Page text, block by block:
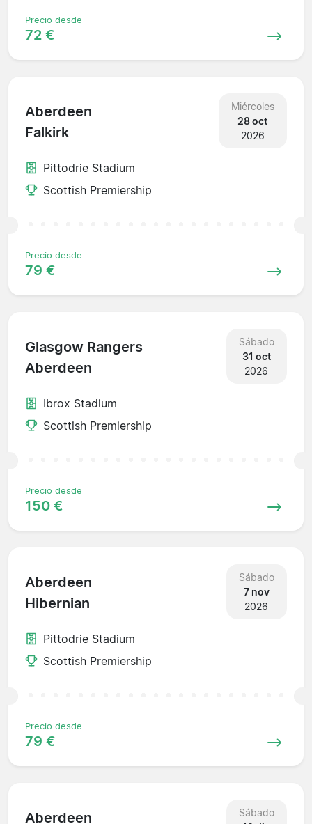
Precio desde
72 €
Aberdeen
Falkirk
Miércoles
28 oct
2026
Pittodrie Stadium
Scottish Premiership
Precio desde
79 €
Glasgow Rangers
Aberdeen
Sábado
31 oct
2026
Ibrox Stadium
Scottish Premiership
Precio desde
150 €
Aberdeen
Hibernian
Sábado
7 nov
2026
Pittodrie Stadium
Scottish Premiership
Precio desde
79 €
Aberdeen
Sábado